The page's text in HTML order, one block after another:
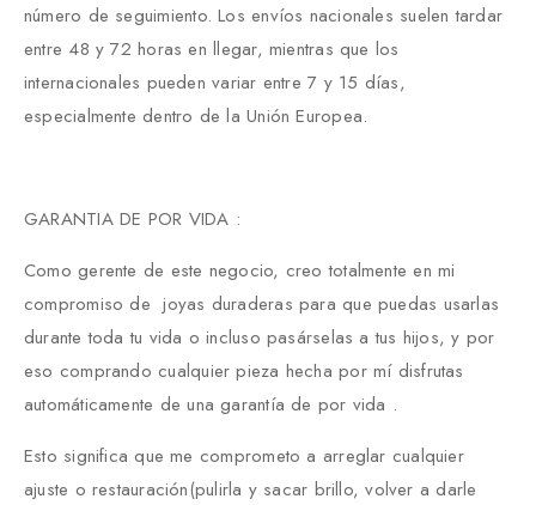
número de seguimiento. Los envíos nacionales suelen tardar
entre 48 y 72 horas en llegar, mientras que los
internacionales pueden variar entre 7 y 15 días,
especialmente dentro de la Unión Europea.
GARANTIA DE POR VIDA :
Como gerente de este negocio, creo totalmente en mi
compromiso de joyas duraderas para que puedas usarlas
durante toda tu vida o incluso pasárselas a tus hijos, y por
eso comprando cualquier pieza hecha por mí disfrutas
automáticamente de una garantía de por vida .
Esto significa que me comprometo a arreglar cualquier
ajuste o restauración(pulirla y sacar brillo, volver a darle